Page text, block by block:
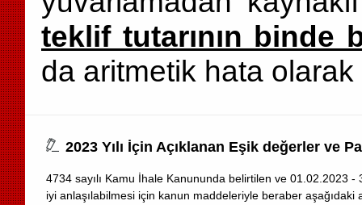
teklif tutarının binde
da aritmetik hata
2023 Yılı İçin Açıklanan Eşik değerler ve
4734 sayılı Kamu İhale Kanununda belirtilen ve 01.02.2023
iyi anlaşılabilmesi için kanun maddeleriyle beraber